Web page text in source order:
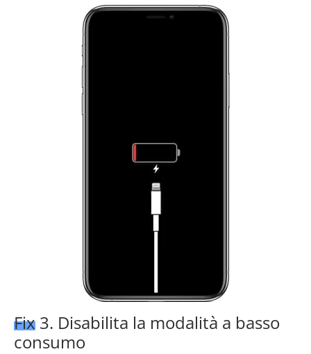
Fix 3. Disabilita la modalità a basso
consumo